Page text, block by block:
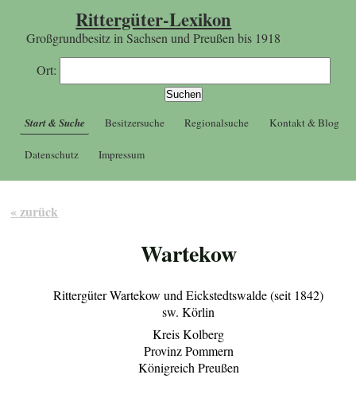
Rittergüter-Lexikon
Großgrundbesitz in Sachsen und Preußen bis 1918
Ort:
Start & Suche Besitzersuche Regionalsuche Kontakt & Blog
Datenschutz Impressum
« zurück
Wartekow
Rittergüter Wartekow und Eickstedtswalde (seit 1842)
sw. Körlin
Kreis Kolberg
Provinz Pommern
Königreich Preußen